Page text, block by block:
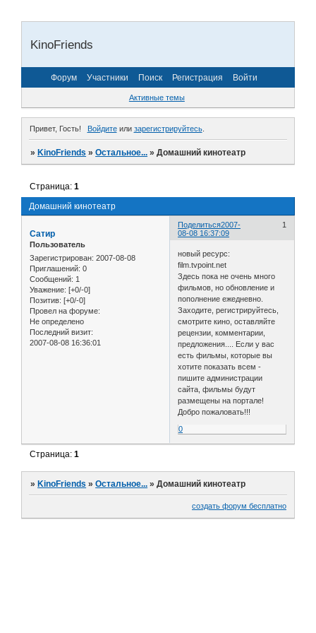
KinoFriends
Форум Участники Поиск Регистрация Войти
Активные темы
Привет, Гость! Войдитеили зарегистрируйтесь.
»KinoFriends »Остальное... »Домашний кинотеатр
Домашний кинотеатр
Страница:1
Поделиться 1
2007-
08-08 16:37:09
Сатир
Пользователь
Зарегистрирован: 2007-08-08
Приглашений: 0
Сообщений: 1
Уважение: [+0/-0]
Позитив: [+0/-0]
Провел на форуме:
Не определено
Последний визит:
2007-08-08 16:36:01
новый ресурс:
film.tvpoint.net
Здесь пока не очень много
фильмов, но обновление и
пополнение ежедневно.
Заходите, регистрируйтесь,
смотрите кино, оставляйте
рецензии, комментарии,
предложения.... Если у вас
есть фильмы, которые вы
хотите показать всем -
пишите администрации
сайта, фильмы будут
размещены на портале!
Добро пожаловать!!!
0
Страница:1
»KinoFriends »Остальное... »Домашний кинотеатр
создать форум бесплатно